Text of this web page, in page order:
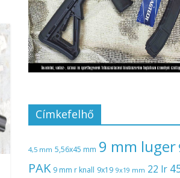
Címkefelhő
4,5 mm 5,56x45 mm 9 mm luger
PAK 9 mm r knall 9x19 9x19 mm 22 lr